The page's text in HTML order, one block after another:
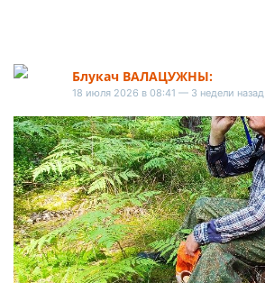
Блукач ВАЛАЦУЖНЫ:
18 июля 2026 в 08:41 — 3 недели назад